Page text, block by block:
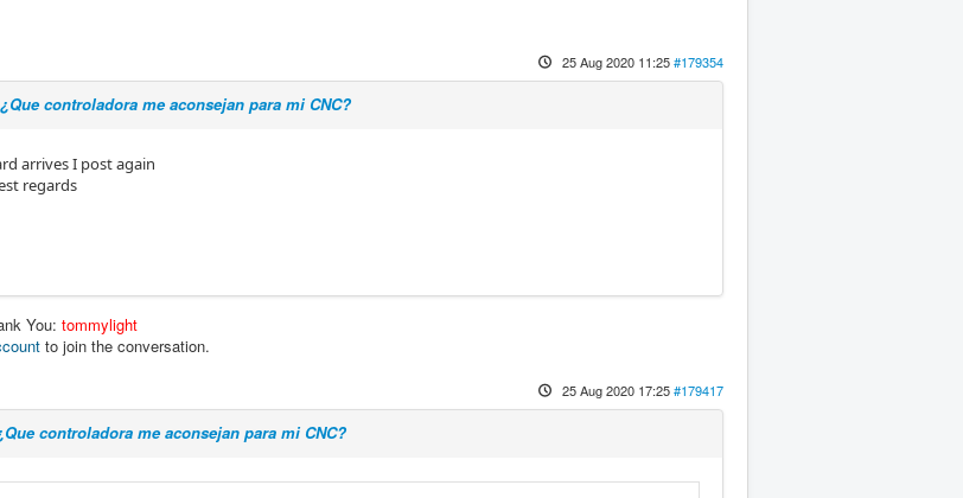
25 Aug 2020 11:25#179354
¿Que controladora me aconsejan para mi CNC?
arrives I post again
regards
You: tommylight
to join the conversation.
25 Aug 2020 17:25#179417
controladora me aconsejan para mi CNC?